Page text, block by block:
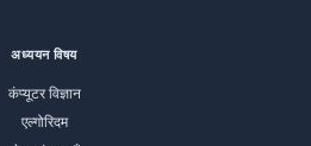
अध्ययन विषय
कंप्यूटर विज्ञान
एल्गोरिदम